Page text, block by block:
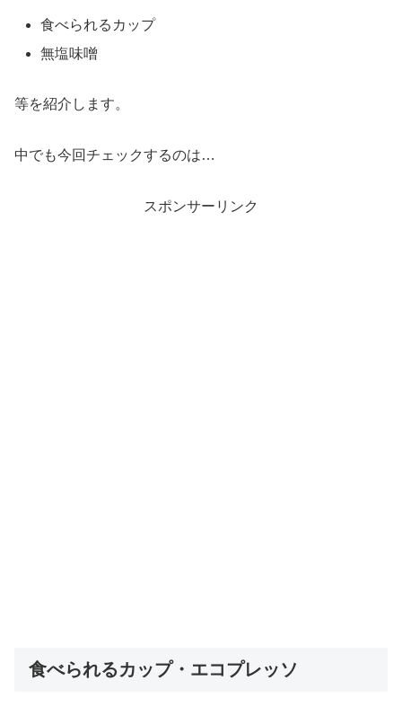
食べられるカップ
無塩味噌
等を紹介します。
中でも今回チェックするのは…
スポンサーリンク
食べられるカップ・エコプレッソ